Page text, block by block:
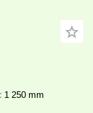
1 250 mm